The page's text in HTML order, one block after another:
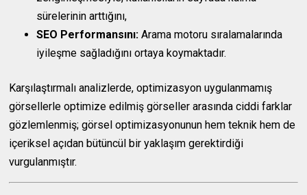
sürelerinin arttığını,
SEO Performansını: Arama motoru sıralamalarında
iyileşme sağladığını ortaya koymaktadır.
Karşılaştırmalı analizlerde, optimizasyon uygulanmamış
görsellerle optimize edilmiş görseller arasında ciddi farklar
gözlemlenmiş; görsel optimizasyonunun hem teknik hem de
içeriksel açıdan bütüncül bir yaklaşım gerektirdiği
vurgulanmıştır.